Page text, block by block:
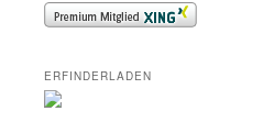
ERFINDERLADEN